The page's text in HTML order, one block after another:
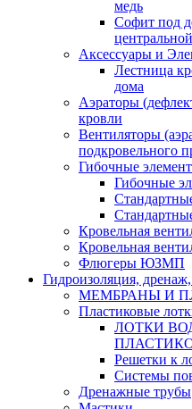
медь
Софит под
Аксессуары и
Лестница
дома
Аэраторы
кровли
Вентиляторы
подкровельного
Гибочные
Гибочные
Кровельная
Кровельная
Флюгеры ЮЗМП
Гидроизоляция, дренаж,
МЕМБРАНЫ И
Пластиковые
ЛОТКИ
Решетки к
Системы
Дренажные трубы